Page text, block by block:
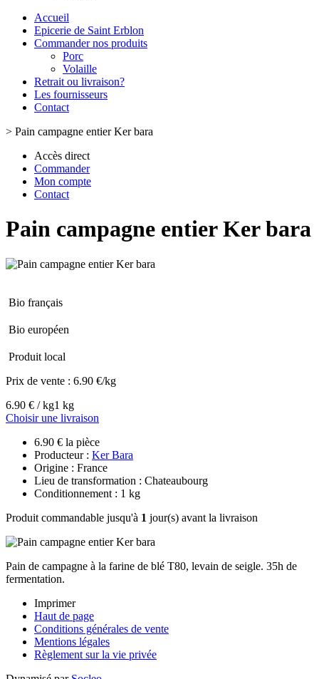
Accueil
Epicerie de Saint Erblon
Commander nos produits
Porc
Volaille
Retrait ou livraison?
Les fournisseurs
Contact
> Pain campagne entier Ker bara
Accès direct
Commander
Mon compte
Contact
Pain campagne entier Ker bara
Bio français
Bio européen
Produit local
Prix de vente : 6.90 €/kg
6.90 € / kg1 kg
Choisir une livraison
6.90 € la pièce
Producteur : Ker Bara
Origine : France
Lieu de transformation : Chateaubourg
Conditionnement : 1 kg
Produit commandable jusqu'à 1 jour(s) avant la livraison
Pain de campagne à la farine de blé T80, levain de seigle. 35h de
fermentation.
Imprimer
Haut de page
Conditions générales de vente
Mentions légales
Règlement sur la vie privée